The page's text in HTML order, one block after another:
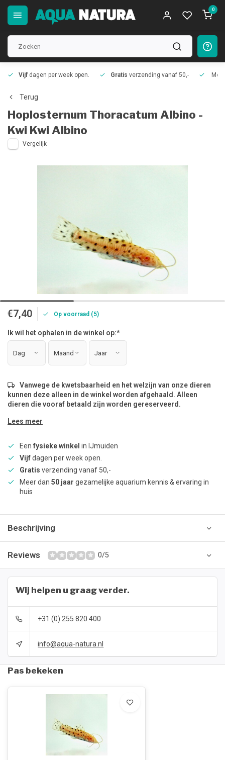
0
Vijf dagen per week open. Gratis verzending vanaf 50,-
Terug
Hoplosternum Thoracatum Albino -
Kwi Kwi Albino
Vergelijk
€7,40 Op voorraad (5)
Ik wil het ophalen in de winkel op:*
Vanwege de kwetsbaarheid en het welzijn van onze dieren
kunnen deze alleen in de winkel worden afgehaald. Alleen
dieren die vooraf betaald zijn worden gereserveerd.
Lees meer
Een fysieke winkel in IJmuiden
Vijfdagen per week open.
Gratis verzending vanaf 50,-
Meer dan 50 jaar gezamelijke aquarium kennis & ervaring in
huis
Beschrijving
Reviews 0/5
Wij helpen u graag verder.
+31 (0) 255 820 400
info@aqua-natura.nl
Pas bekeken